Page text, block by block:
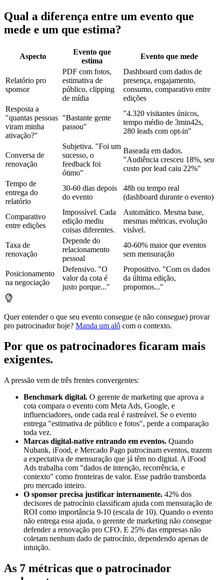
Qual a diferença entre um evento que
mede e um que estima?
Aspecto
Evento que
estima
Evento que mede
Relatório pro
sponsor
PDF com fotos,
estimativa de
público, clipping
de mídia
Dashboard com dados de
presença, engajamento,
consumo, comparativo entre
edições
Resposta a
"quantas pessoas
viram minha
ativação?"
"Bastante gente
passou"
"4.320 visitantes únicos,
tempo médio de 3min42s,
280 leads com opt-in"
Conversa de
renovação
Subjetiva. "Foi um
sucesso, o
feedback foi
ótimo"
Baseada em dados.
"Audiência cresceu 18%, seu
custo por lead caiu 22%"
Tempo de
entrega do
relatório
30-60 dias depois
do evento
48h ou tempo real
(dashboard durante o evento)
Comparativo
entre edições
Impossível. Cada
edição mediu
coisas diferentes.
Automático. Mesma base,
mesmas métricas, evolução
visível.
Taxa de
renovação
Depende do
relacionamento
pessoal
40-60% maior que eventos
sem mensuração
Posicionamento
na negociação
Defensivo. "O
valor da cota é
justo porque..."
Propositivo. "Com os dados
da última edição,
propomos..."
Quer entender o que seu evento consegue (e não consegue) provar
pro patrocinador hoje? Manda um alô com o contexto.
Por que os patrocinadores ficaram mais
exigentes.
A pressão vem de três frentes convergentes:
Benchmark digital. O gerente de marketing que aprova a
cota compara o evento com Meta Ads, Google, e
influenciadores, onde cada real é rastreável. Se o evento
entrega "estimativa de público e fotos", perde a comparação
toda vez.
Marcas digital-native entrando em eventos. Quando
Nubank, iFood, e Mercado Pago patrocinam eventos, trazem
a expectativa de mensuração que já têm no digital. A iFood
Ads trabalha com "dados de intenção, recorrência, e
contexto" como fronteiras de valor. Esse padrão transborda
pro mercado inteiro.
O sponsor precisa justificar internamente. 42% dos
decisores de patrocínio classificam ajuda com mensuração de
ROI como importância 9-10 (escala de 10). Quando o evento
não entrega essa ajuda, o gerente de marketing não consegue
defender a renovação pro CFO. E 25% das empresas não
coletam nenhum dado de patrocínio, dependendo apenas de
intuição.
As 7 métricas que o patrocinador